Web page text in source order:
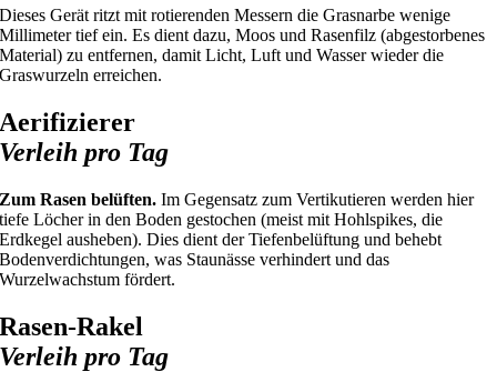
Dieses Gerät ritzt mit rotierenden Messern die Grasnarbe wenige
Millimeter tief ein. Es dient dazu, Moos und Rasenfilz (abgestorbenes
Material) zu entfernen, damit Licht, Luft und Wasser wieder die
Graswurzeln erreichen.
Aerifizierer
Verleih pro Tag
Zum Rasen belüften. Im Gegensatz zum Vertikutieren werden hier
tiefe Löcher in den Boden gestochen (meist mit Hohlspikes, die
Erdkegel ausheben). Dies dient der Tiefenbelüftung und behebt
Bodenverdichtungen, was Staunässe verhindert und das
Wurzelwachstum fördert.
Rasen-Rakel
Verleih pro Tag